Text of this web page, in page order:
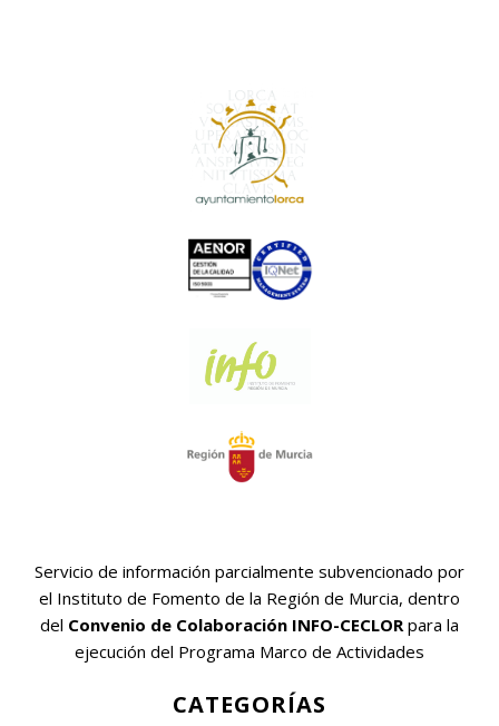
Servicio de información parcialmente subvencionado por
el Instituto de Fomento de la Región de Murcia, dentro
del Convenio de Colaboración INFO-CECLOR para la
ejecución del Programa Marco de Actividades
CATEGORÍAS